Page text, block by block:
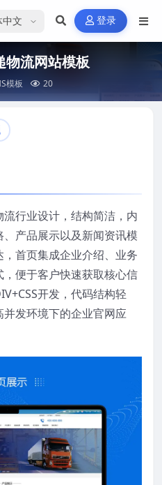
言 登录
物流网站模板
模板 20
行业设计，结构简洁，内
产品展示以及新闻资讯模
首页集成企业介绍、业务
便于客户快速获取核心信
开发，代码结构轻
发环境下的企业官网应